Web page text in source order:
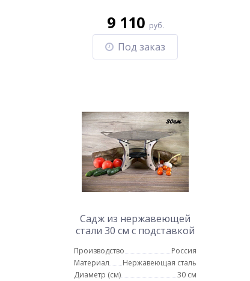
9 110 руб.
Под заказ
Садж из нержавеющей
стали 30 см с подставкой
Производство
Россия
Материал
Нержавеющая сталь
Диаметр (см)
30 см